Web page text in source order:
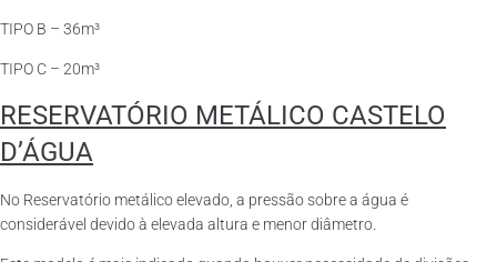
TIPO B – 36m³
TIPO C – 20m³
RESERVATÓRIO METÁLICO CASTELO
D’ÁGUA
No Reservatório metálico elevado, a pressão sobre a água é
considerável devido à elevada altura e menor diâmetro.